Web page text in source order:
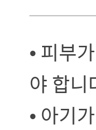
• 피부
야 합니
• 아기